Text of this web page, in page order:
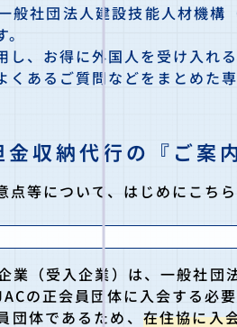
般社団法人建設技能人材機構
、お得に外国人を受け入れる
あるご質問などをまとめた専
収納代行の『ご案内
等について、はじめにこちら
業（受入企業）は、一般社団
の正会員団体に入会する必要
体であるため、 在住協に入